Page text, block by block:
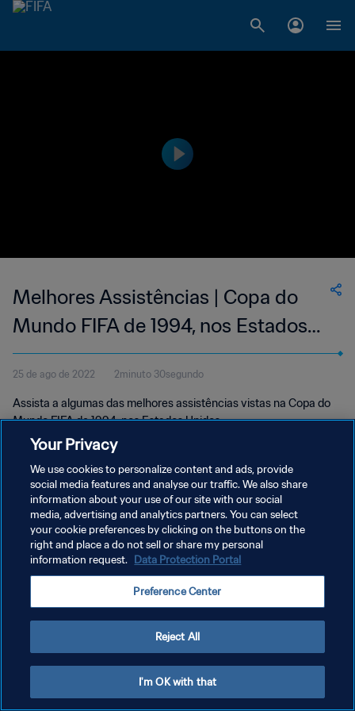
Melhores Assistências | Copa do
Mundo FIFA de 1994, nos Estados
Unidos
25 de ago de 2022 2minuto 30segundo
Assista a algumas das melhores assistências vistas na Copa do
Mundo FIFA de 1994, nos Estados Unidos.
POLÍTICA DE PRIVACIDADE
TERMOS DE SERVIÇO
ADMINISTRAR AS PREFERÊNCIAS DE COOKIES
Your Privacy
We use cookies to personalize content and ads, provide
social media features and analyse our traffic. We also share
information about your use of our site with our social
media, advertising and analytics partners. You can select
your cookie preferences by clicking on the buttons on the
right and place a do not sell or share my personal
information request. Data Protection Portal
Preference Center
Reject All
I'm OK with that